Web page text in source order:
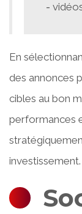
En
des annonces
cibles au bon
performances
investissement.